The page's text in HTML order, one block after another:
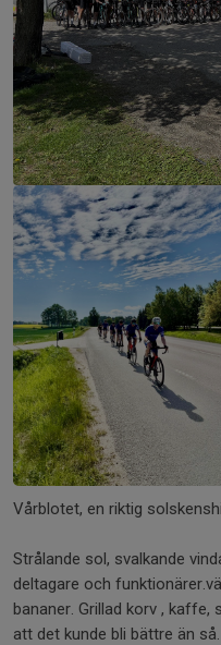
Vårblotet, en riktig
Strålande sol, svalkande
deltagare och
bananer. Grillad korv ,
att det kunde bli bättre än så.